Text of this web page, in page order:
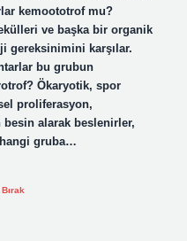
kemoototrof mu?
ve başka bir organik
gereksinimini karşılar.
bu grubun
Ökaryotik, spor
proliferasyon,
besin alarak beslenirler,
hangi gruba…